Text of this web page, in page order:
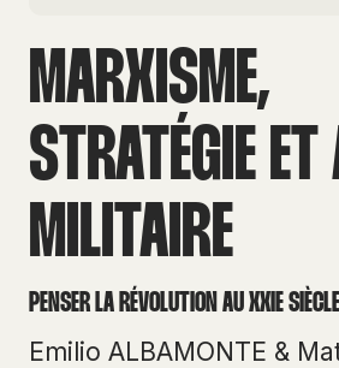
MARXISME,
STRATÉGIE
MILITAIRE
PENSER LA RÉVOLUTION AU XXIE SIÈCLE
Emilio ALBAMONTE &